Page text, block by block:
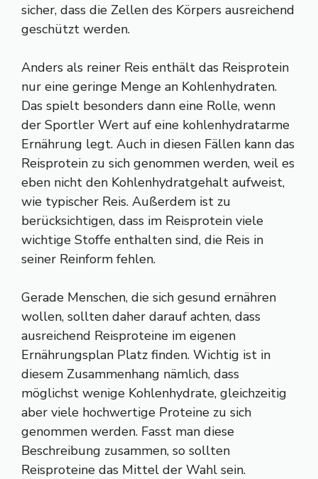
sicher, dass die Zellen des Körpers ausreichend
geschützt werden.
Anders als reiner Reis enthält das Reisprotein
nur eine geringe Menge an Kohlenhydraten.
Das spielt besonders dann eine Rolle, wenn
der Sportler Wert auf eine kohlenhydratarme
Ernährung legt. Auch in diesen Fällen kann das
Reisprotein zu sich genommen werden, weil es
eben nicht den Kohlenhydratgehalt aufweist,
wie typischer Reis. Außerdem ist zu
berücksichtigen, dass im Reisprotein viele
wichtige Stoffe enthalten sind, die Reis in
seiner Reinform fehlen.
Gerade Menschen, die sich gesund ernähren
wollen, sollten daher darauf achten, dass
ausreichend Reisproteine im eigenen
Ernährungsplan Platz finden. Wichtig ist in
diesem Zusammenhang nämlich, dass
möglichst wenige Kohlenhydrate, gleichzeitig
aber viele hochwertige Proteine zu sich
genommen werden. Fasst man diese
Beschreibung zusammen, so sollten
Reisproteine das Mittel der Wahl sein.